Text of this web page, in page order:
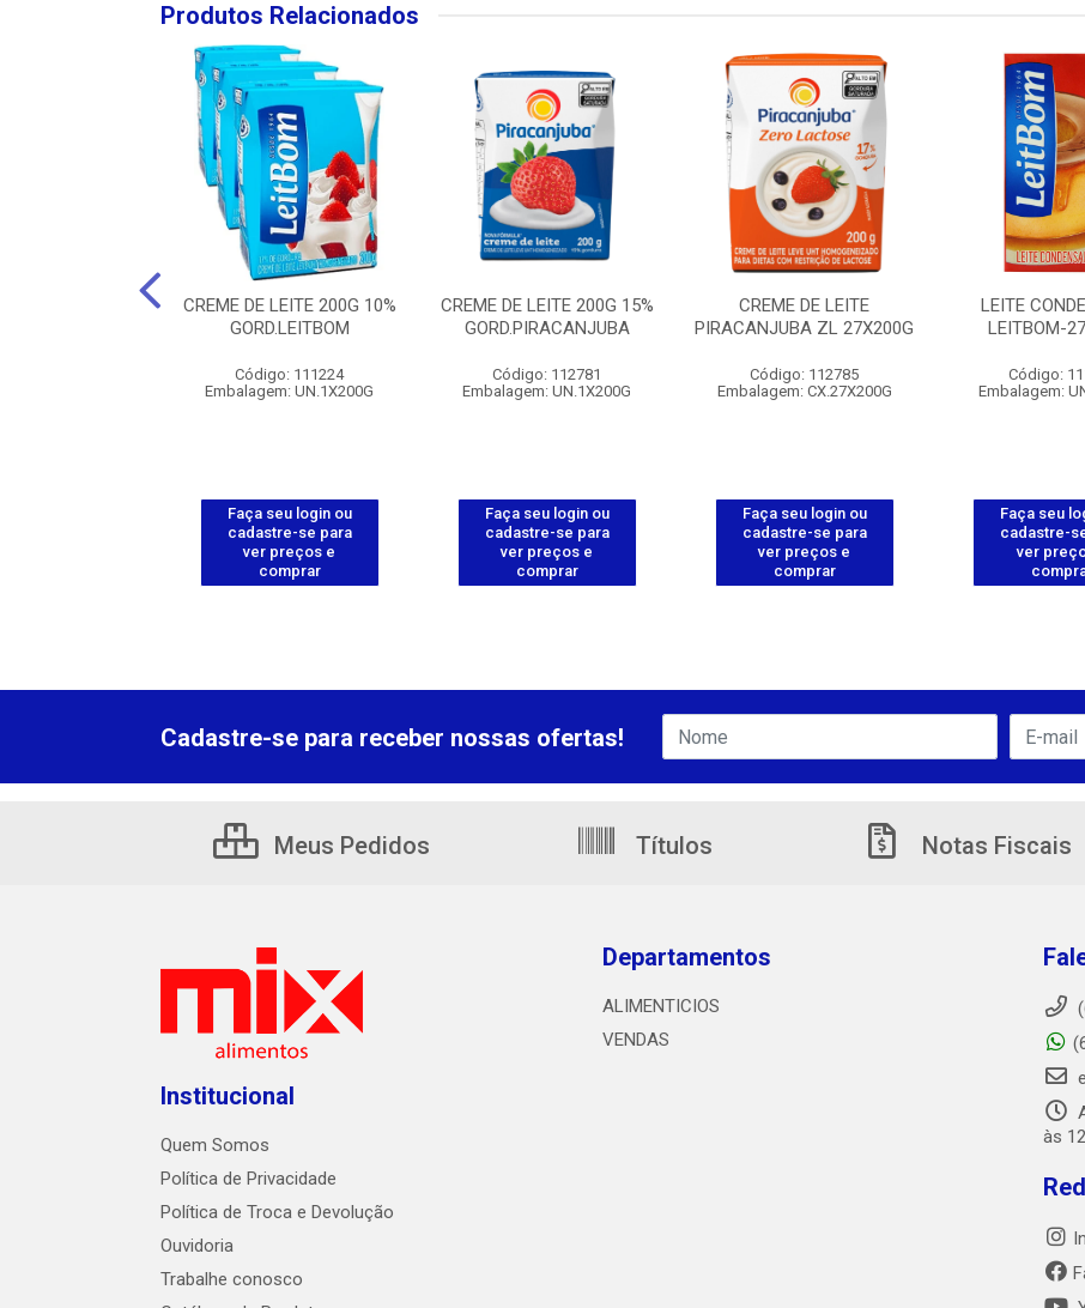
Produtos Relacionados
CREME DE LEITE 200G 10%
GORD.LEITBOM
Código: 111224
Embalagem: UN.1X200G
Faça seu login ou
cadastre-se para
ver preços e
comprar
CREME DE LEITE 200G 15%
GORD.PIRACANJUBA
Código: 112781
Embalagem: UN.1X200G
Faça seu login ou
cadastre-se para
ver preços e
comprar
CREME DE LEITE
PIRACANJUBA ZL 27X200G
Código: 112785
Embalagem: CX.27X200G
Faça seu login ou
cadastre-se para
ver preços e
comprar
LEITE
LEITBOM-
Código:
Embalagem:
Faça seu
cadastre-
ver
Cadastre-se para receber nossas ofertas!
Meus Pedidos Títulos Notas Fiscais
Institucional
Quem Somos
Política de Privacidade
Política de Troca e Devolução
Ouvidoria
Trabalhe conosco
Departamentos
ALIMENTICIOS
VENDAS
às